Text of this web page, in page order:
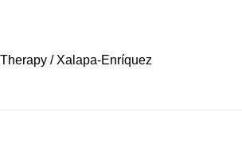
/ Xalapa-Enríquez